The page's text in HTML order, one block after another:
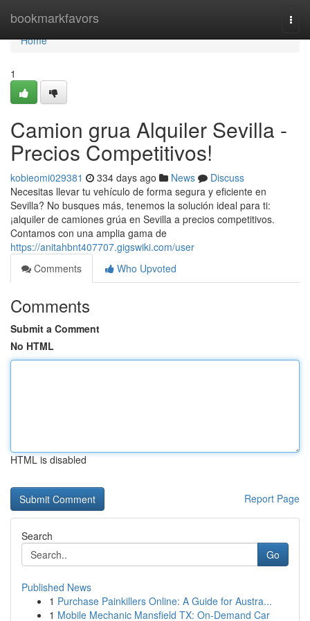
bookmarkfavors
Home
Home
1
Camion grua Alquiler Sevilla -
Precios Competitivos!
kobieomi029381 334 days ago News
Discuss
Necesitas llevar tu vehículo de forma segura y eficiente en
Sevilla? No busques más, tenemos la solución ideal para ti:
¡alquiler de camiones grúa en Sevilla a precios competitivos.
Contamos con una amplia gama de
https://anitahbnt407707.gigswiki.com/user
Comments
Who Upvoted
Comments
Submit a Comment
No HTML
HTML is disabled
Report Page
Search
Go
Published News
1 Purchase Painkillers Online: A Guide for Austra...
1 Mobile Mechanic Mansfield TX: On-Demand Car